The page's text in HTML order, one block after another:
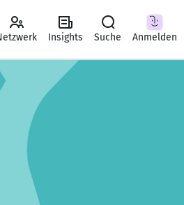
Insights Suche Anmelden